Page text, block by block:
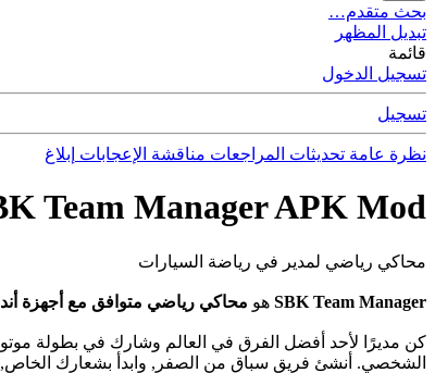
بحث متقدم…
تبديل المظهر
قائمة
تسجيل الدخول
تسجيل
نظرة عامة تحديثات المراجعات مناقشة الإعجابات إبلاغ
Team Manager APK Mod
محاكي رياضي لمدير في رياضة السيارات
SBK Team Manager هو محاكي رياضي متوافق مع أجهزة
الشخصي. أنشئ فريق سباق من الصفر, وابدأ بشعارك